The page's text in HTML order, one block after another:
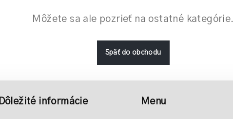
Môžete sa ale pozrieť na ostatné kategórie.
Späť do obchodu
Dôležité informácie Menu